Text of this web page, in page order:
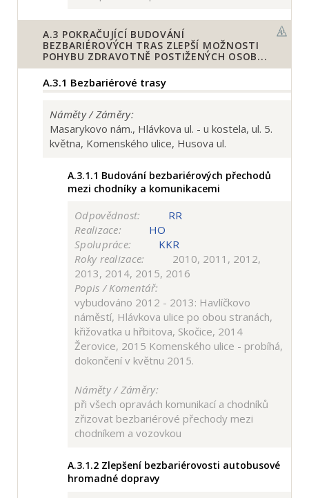
A.3 POKRAČUJÍCÍ BUDOVÁNÍ
BEZBARIÉROVÝCH TRAS ZLEPŠÍ MOŽNOSTI
POHYBU ZDRAVOTNĚ POSTIŽENÝCH OSOB...
A.3.1 Bezbariérové trasy
Náměty / Záměry:
Masarykovo nám., Hlávkova ul. - u kostela, ul. 5.
května, Komenského ulice, Husova ul.
A.3.1.1 Budování bezbariérových přechodů
mezi chodníky a komunikacemi
Odpovědnost:
RR
Realizace:
HO
Spolupráce:
KKR
Roky realizace:
2010, 2011, 2012,
2013, 2014, 2015, 2016
Popis / Komentář:
vybudováno 2012 - 2013: Havlíčkovo
náměstí, Hlávkova ulice po obou stranách,
křižovatka u hřbitova, Skočice, 2014
Žerovice, 2015 Komenského ulice - probíhá,
dokončení v květnu 2015.
Náměty / Záměry:
při všech opravách komunikací a chodníků
zřizovat bezbariérové přechody mezi
chodníkem a vozovkou
A.3.1.2 Zlepšení bezbariérovosti autobusové
hromadné dopravy